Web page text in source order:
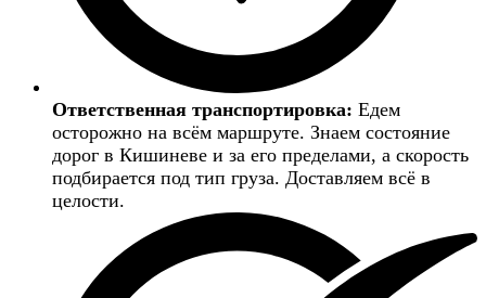
Ответственная транспортировка: Едем
осторожно на всём маршруте. Знаем состояние
дорог в Кишиневе и за его пределами, а скорость
подбирается под тип груза. Доставляем всё в
целости.